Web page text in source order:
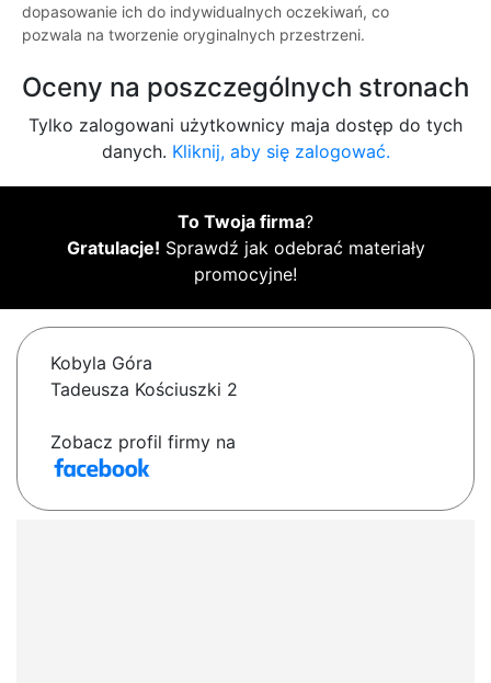
dopasowanie ich do indywidualnych oczekiwań, co
pozwala na tworzenie oryginalnych przestrzeni.
Oceny na poszczególnych stronach
Tylko zalogowani użytkownicy maja dostęp do tych
danych. Kliknij, aby się zalogować.
To Twoja firma?
Gratulacje! Sprawdź jak odebrać materiały
promocyjne!
Kobyla Góra
Tadeusza Kościuszki 2
Zobacz profil firmy na